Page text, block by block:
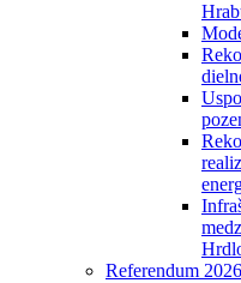
Referendum 2026